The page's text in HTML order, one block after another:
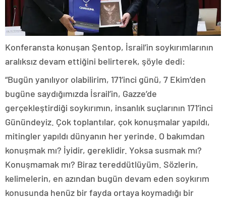
Konferansta konuşan Şentop, İsrail’in soykırımlarının
aralıksız devam ettiğini belirterek, şöyle dedi:
“Bugün yanılıyor olabilirim, 171’inci günü, 7 Ekim’den
bugüne saydığımızda İsrail’in, Gazze’de
gerçekleştirdiği soykırımın, insanlık suçlarının 171’inci
Günündeyiz. Çok toplantılar, çok konuşmalar yapıldı,
mitingler yapıldı dünyanın her yerinde. O bakımdan
konuşmak mı? İyidir, gereklidir. Yoksa susmak mı?
Konuşmamak mı? Biraz tereddütlüyüm. Sözlerin,
kelimelerin, en azından bugün devam eden soykırım
konusunda henüz bir fayda ortaya koymadığı bir